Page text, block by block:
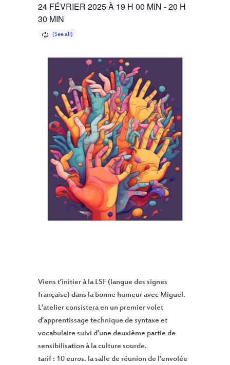
24 FÉVRIER 2025 À 19 H 00 MIN -20 H
30 MIN
Viens t’initier à la LSF (langue des signes
française) dans la bonne humeur avec Miguel.
L’atelier consistera en un premier volet
d’apprentissage technique de syntaxe et
vocabulaire suivi d’une deuxième partie de
sensibilisation à la culture sourde.
tarif : 10 euros. la salle de réunion de l’envolée